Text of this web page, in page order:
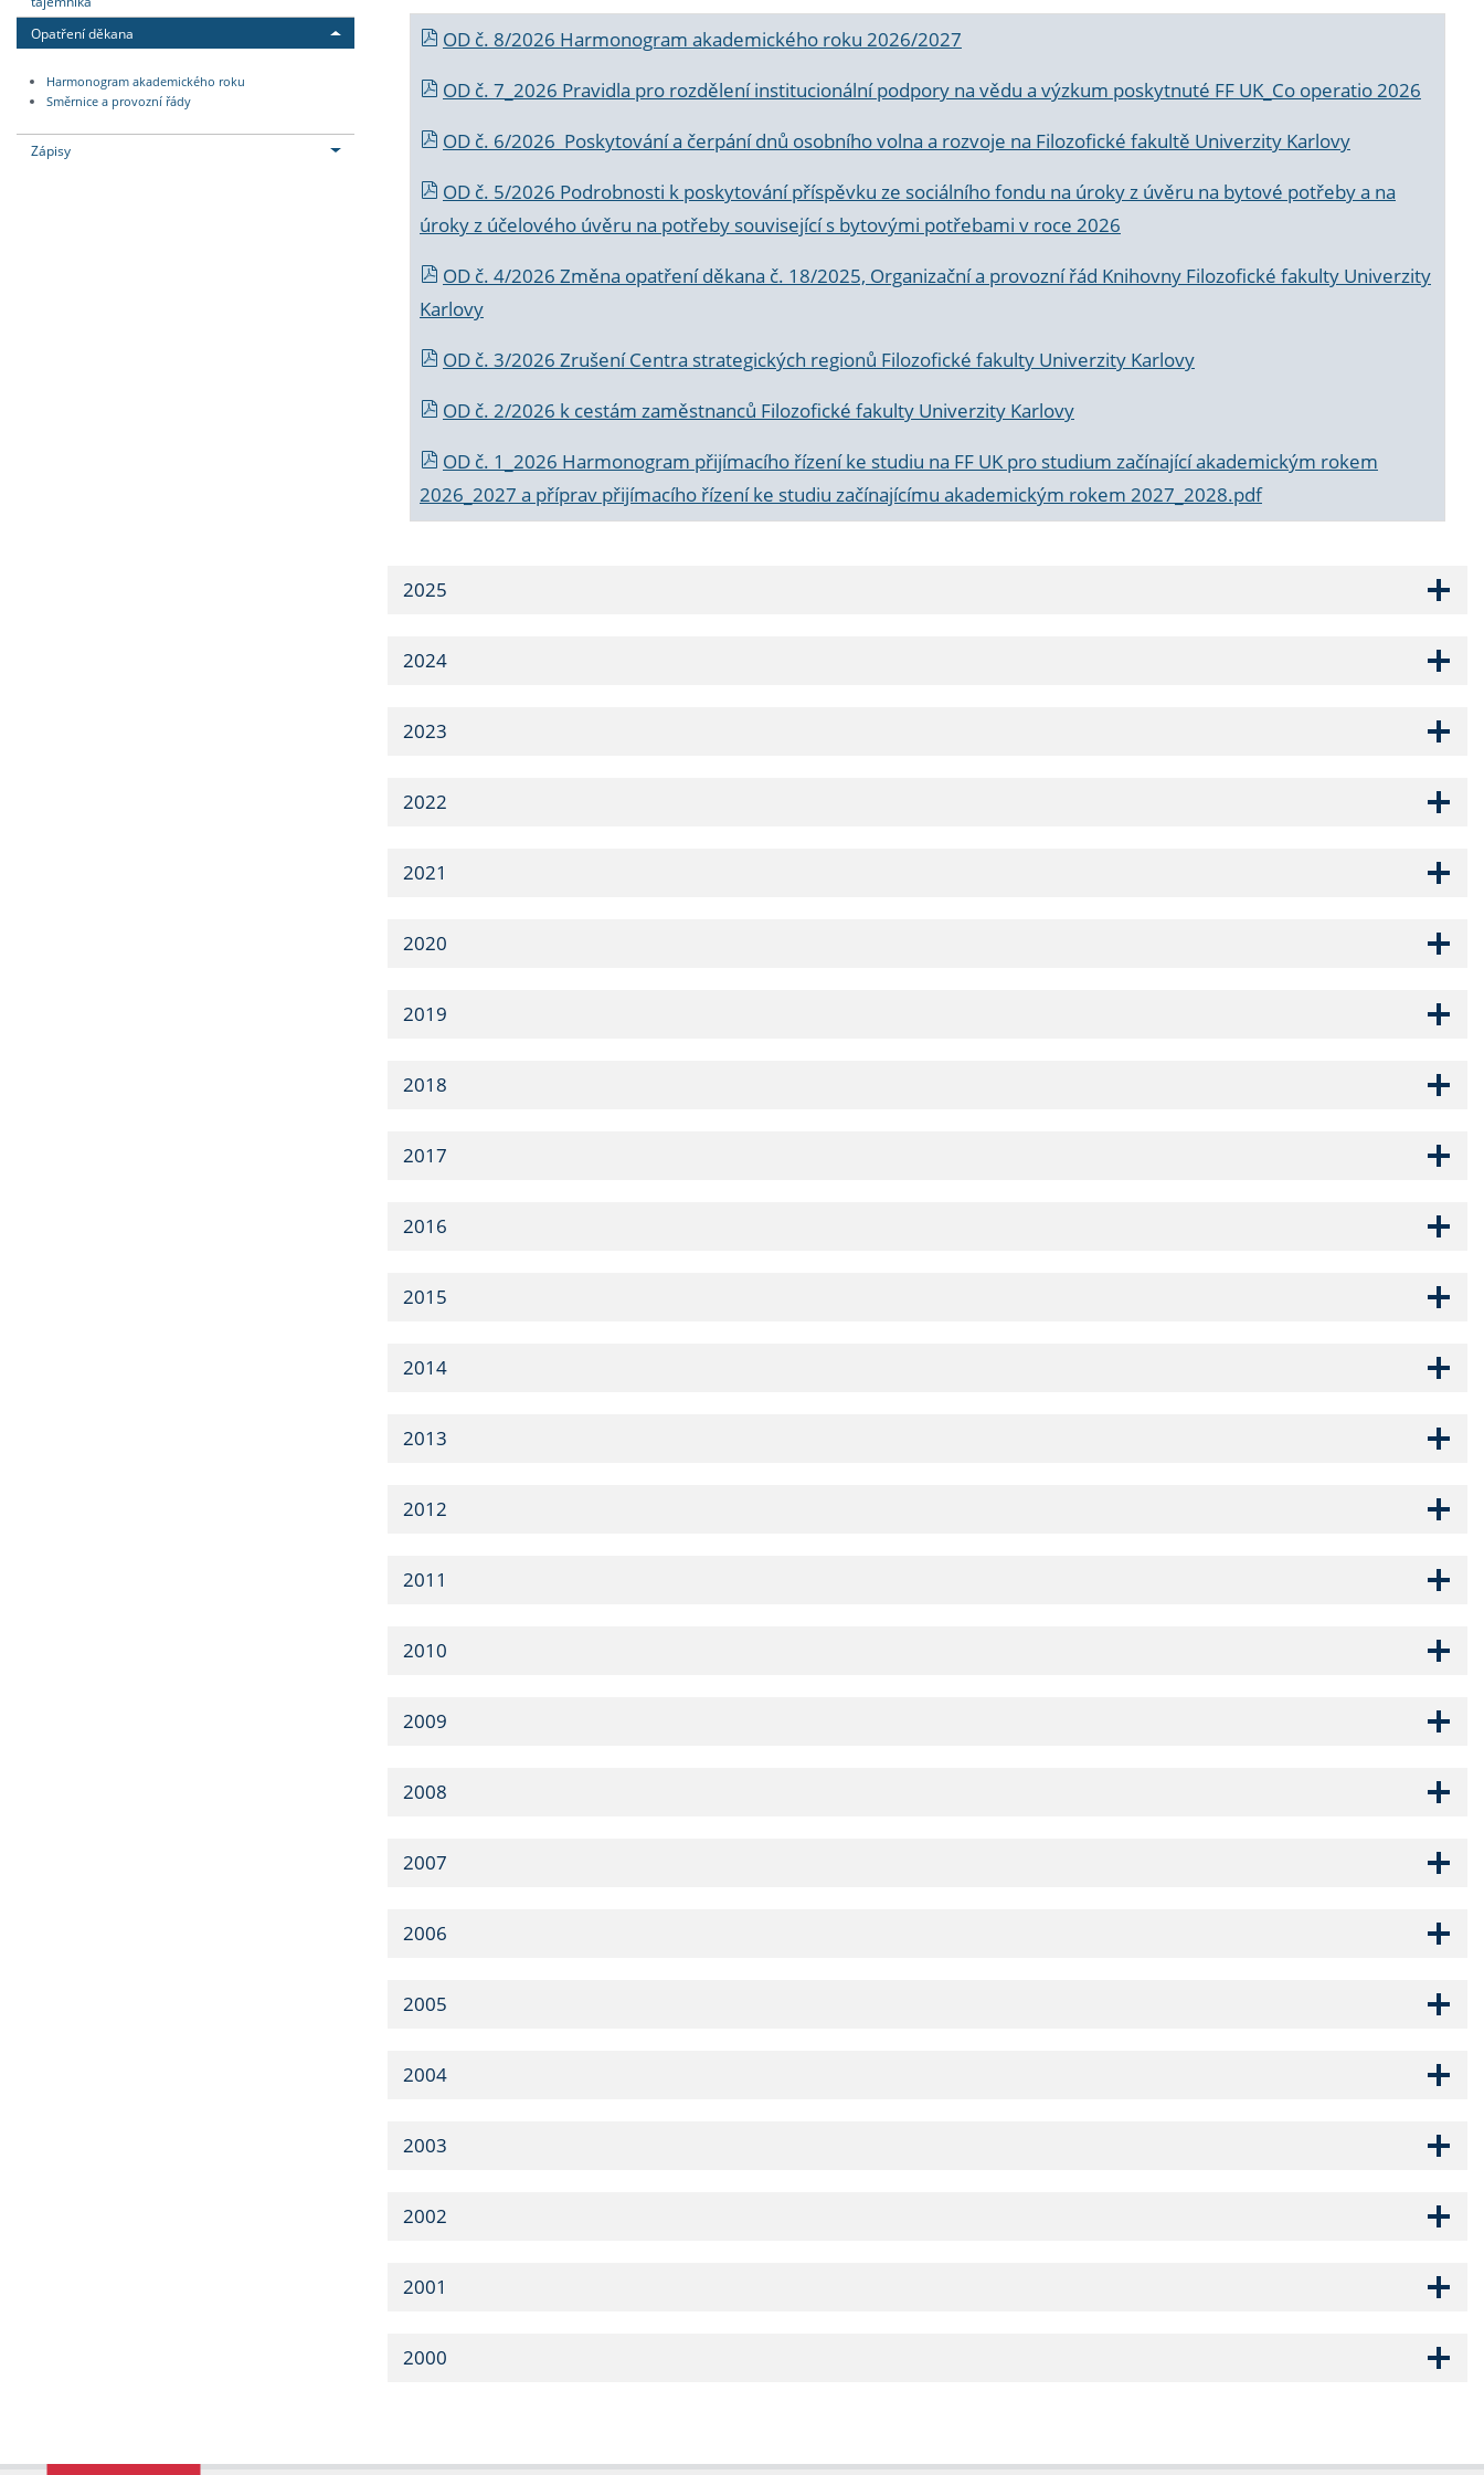
Opatření děkana
Harmonogram akademického roku
Směrnice a provozní řády
Zápisy
OD č. 8/2026 Harmonogram akademického roku 2026/2027
OD č. 7_2026 Pravidla pro rozdělení institucionální podpory na vědu a výzkum poskytnuté FF UK_Co operatio 2026
OD č. 6/2026 Poskytování a čerpání dnů osobního volna a rozvoje na Filozofické fakultě Univerzity Karlovy
OD č. 5/2026 Podrobnosti k poskytování příspěvku ze sociálního fondu na úroky z úvěru na bytové potřeby a na
úroky z účelového úvěru na potřeby související s bytovými potřebami v roce 2026
OD č. 4/2026 Změna opatření děkana č. 18/2025, Organizační a provozní řád Knihovny Filozofické fakulty Univerzity
Karlovy
OD č. 3/2026 Zrušení Centra strategických regionů Filozofické fakulty Univerzity Karlovy
OD č. 2/2026 k cestám zaměstnanců Filozofické fakulty Univerzity Karlovy
OD č. 1_2026 Harmonogram přijímacího řízení ke studiu na FF UK pro studium začínající akademickým rokem
2026_2027 a příprav přijímacího řízení ke studiu začínajícímu akademickým rokem 2027_2028.pdf
2025
2024
2023
2022
2021
2020
2019
2018
2017
2016
2015
2014
2013
2012
2011
2010
2009
2008
2007
2006
2005
2004
2003
2002
2001
2000